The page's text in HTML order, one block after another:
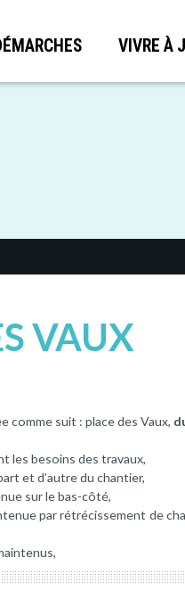
VIVRE À
VAUX
comme suit : place des Vaux,
les besoins des travaux,
et d’autre du chantier,
sur le bas-côté,
par rétrécissement de